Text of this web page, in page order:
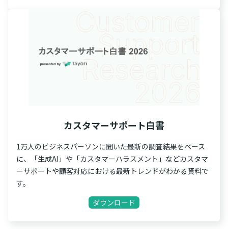
カスタマーサポート白書
1万人のビジネスパーソンに聞いた最新の調査結果をベース
に、「生成AI」や「カスタマーハラスメント」などカスタマ
ーサポートや顧客対応における最新トレンドがわかる資料で
す。
ダウンロード